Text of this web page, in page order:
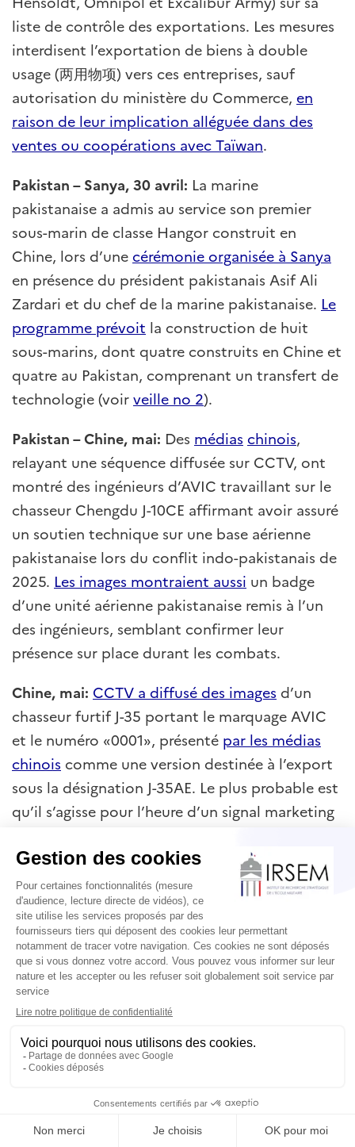
liste de contrôle des exportations. Les mesures
interdisent l’exportation de biens à double
usage (两用物项) vers ces entreprises, sauf
autorisation du ministère du Commerce, en
raison de leur implication alléguée dans des
ventes ou coopérations avec Taïwan.
Pakistan – Sanya, 30 avril: La marine
pakistanaise a admis au service son premier
sous-marin de classe Hangor construit en
Chine, lors d’une cérémonie organisée à Sanya
en présence du président pakistanais Asif Ali
Zardari et du chef de la marine pakistanaise. Le
programme prévoit la construction de huit
sous-marins, dont quatre construits en Chine et
quatre au Pakistan, comprenant un transfert de
technologie (voir veille no 2).
Pakistan – Chine, mai: Des médias chinois,
relayant une séquence diffusée sur CCTV, ont
montré des ingénieurs d’AVIC travaillant sur le
chasseur Chengdu J-10CE affirmant avoir assuré
un soutien technique sur une base aérienne
pakistanaise lors du conflit indo-pakistanais de
2025. Les images montraient aussi un badge
d’une unité aérienne pakistanaise remis à l’un
des ingénieurs, semblant confirmer leur
présence sur place durant les combats.
Chine, mai: CCTV a diffusé des images d’un
chasseur furtif J-35 portant le marquage AVIC
et le numéro «0001», présenté par les médias
chinois comme une version destinée à l’export
sous la désignation J-35AE. Le plus probable est
qu’il s’agisse pour l’heure d’un signal marketing
d’exportation du chasseur.
Empreinte à l’étranger du
secteur spatial chinois
Chine, 25 avril:LaChine a lancé le satellite
pakistanais
lancement de Taiyuan (太原卫星发射中心), au
moyen d’une fusée Longue Marche-6 (长征六号
运载火箭). Cette mission constitue le
pakistanaise PRSC-EO (voir
veille no 2